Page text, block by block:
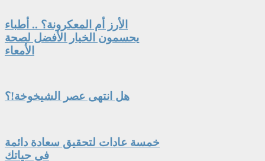
الأرز أم المعكرونة؟ .. أطباء
يحسمون الخيار الأفضل لصحة
الأمعاء
هل انتهى عصر الشيخوخة!؟
خمسة عادات لتحقيق سعادة دائمة
في حياتك